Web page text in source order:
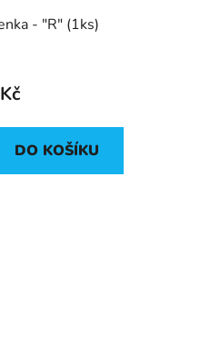
- "R" (1ks)
DO KOŠÍKU